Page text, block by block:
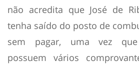
não acredita que José de
tenha saído do posto de
sem pagar, uma vez
possuem vários